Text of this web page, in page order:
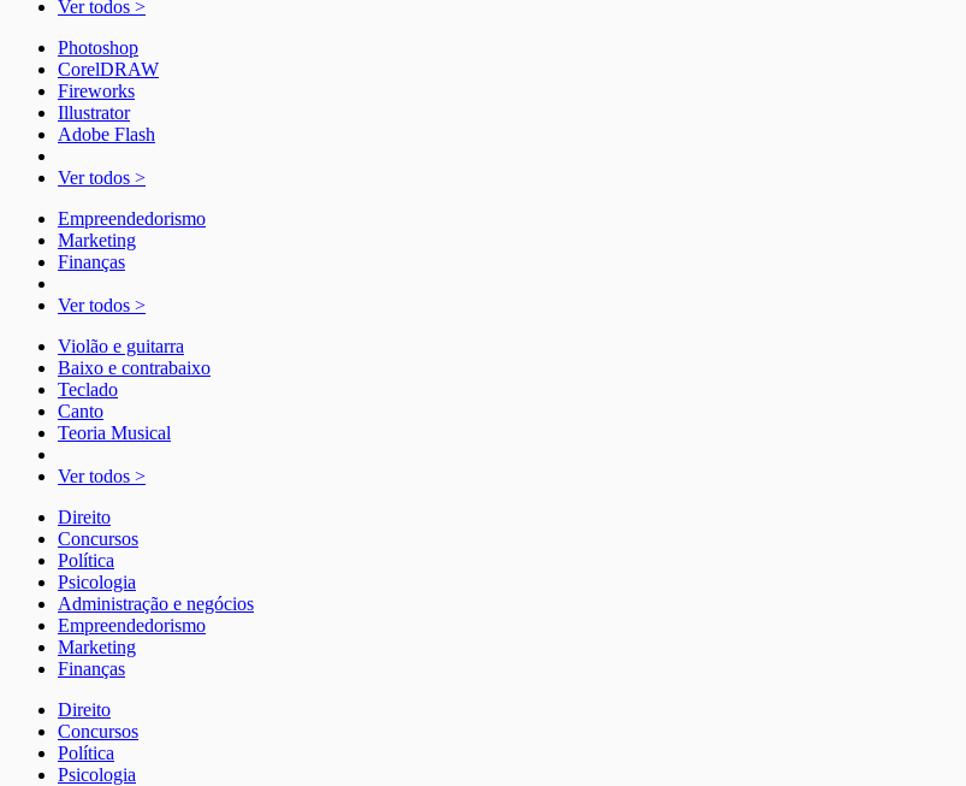
Ver todos >
Photoshop
CorelDRAW
Fireworks
Illustrator
Adobe Flash
Ver todos >
Empreendedorismo
Marketing
Finanças
Ver todos >
Violão e guitarra
Baixo e contrabaixo
Teclado
Canto
Teoria Musical
Ver todos >
Direito
Concursos
Política
Psicologia
Administração e negócios
Empreendedorismo
Marketing
Finanças
Direito
Concursos
Política
Psicologia